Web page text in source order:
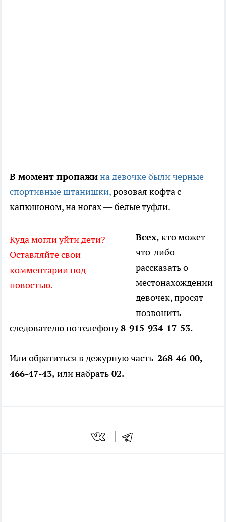
В момент пропажина девочке были черные
спортивные штанишки,розовая кофта с
капюшоном, на ногах — белые туфли.
Куда могли уйти дети?
Оставляйте свои
комментарии под
новостью.
Всех, кто может
что-либо
рассказать о
местонахождении
девочек, просят
позвонить
следователю по телефону8-915-934-17-53.
Или обратиться в дежурную часть 268-46-00,
466-47-43, или набрать 02.